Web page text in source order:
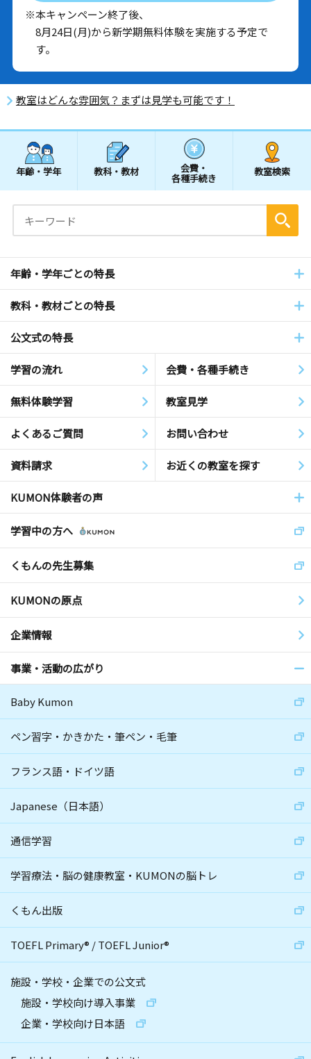
※本キャンペーン終了後、
8月24日(月)から新学期無料体験を実施する予定で
す。
教室はどんな雰囲気？まずは見学も可能です！
年齢・学年 教科・教材 会費・
各種手続き
教室検索
年齢・学年ごとの特長
教科・教材ごとの特長
公文式の特長
学習の流れ 会費・各種手続き
無料体験学習 教室見学
よくあるご質問 お問い合わせ
資料請求 お近くの教室を探す
KUMON体験者の声
学習中の方へ
くもんの先生募集
KUMONの原点
企業情報
事業・活動の広がり
Baby Kumon
ペン習字・かきかた・筆ペン・毛筆
フランス語・ドイツ語
Japanese（日本語）
通信学習
学習療法・脳の健康教室・KUMONの脳トレ
くもん出版
TOEFL Primary® /TOEFL Junior®
施設・学校・企業での公文式
施設・学校向け導入事業
企業・学校向け日本語